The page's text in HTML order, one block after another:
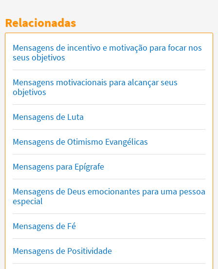
Relacionadas
Mensagens de incentivo e motivação para focar nos
seus objetivos
Mensagens motivacionais para alcançar seus
objetivos
Mensagens de Luta
Mensagens de Otimismo Evangélicas
Mensagens para Epígrafe
Mensagens de Deus emocionantes para uma pessoa
especial
Mensagens de Fé
Mensagens de Positividade